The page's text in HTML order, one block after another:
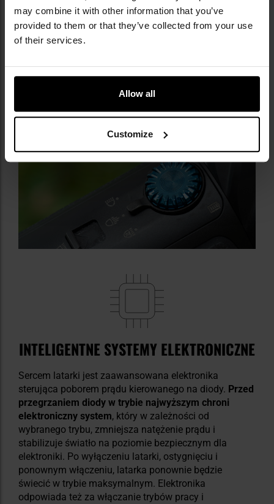
may combine it with other information that you’ve
provided to them or that they’ve collected from your use
of their services.
Allow all
Customize
modelu zastosowano
wielofunkcyjny przycisk
rotacyjny pozwalający na wygodną regulację mocy w
poszczególnych trybach świecenia. Wokół
umieszczonomikro-diody pozwalające określić
INTELIGENTNE SYSTEMY ELEKTRONICZNE
Sercem latarki jest zaawansowana elektronika
sterująca poborem prądu kierowanego na diody. Przed
przegrzaniem diody w trybie najwyższym chroni
elektroniczny system, który w zależności od
wybranego trybu, zmniejsza natężenie prądu i
stabilizuje światło na poziomie bezpiecznym dla
elektroniki. Po wyłączeniu latarki, ostygnięciu i
ponownym włączeniu, latarka ponownie będzie
świecić w trybie maksymalnym. Elektronika
odpowiada też za włączanie trybów pracy i